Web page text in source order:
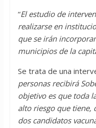
“El estudio de
realizarse en
que se irán
municipios de la
Se trata de una
personas recibirá
objetivo es que toda
alto riesgo que tiene,
dos candidatos